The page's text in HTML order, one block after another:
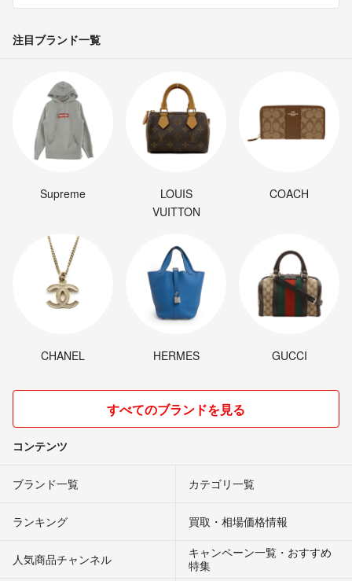
注目ブランド一覧
Supreme
LOUIS
VUITTON
COACH
CHANEL HERMES GUCCI
すべてのブランドを見る
コンテンツ
ブランド一覧 カテゴリ一覧
ランキング 買取・相場価格情報
人気商品チャンネル
キャンペーン一覧・おすすめ
特集